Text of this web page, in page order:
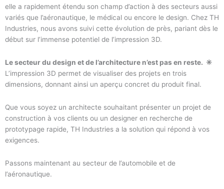
elle a rapidement étendu son champ d’action à des secteurs aussi
variés que l’aéronautique, le médical ou encore le design. Chez TH
Industries, nous avons suivi cette évolution de près, pariant dès le
début sur l’immense potentiel de l’impression 3D.
Le secteur du design et de l’architecture n’est pas en reste. ✳️
L’impression 3D permet de visualiser des projets en trois
dimensions, donnant ainsi un aperçu concret du produit final.
Que vous soyez un architecte souhaitant présenter un projet de
construction à vos clients ou un designer en recherche de
prototypage rapide, TH Industries a la solution qui répond à vos
exigences.
Passons maintenant au secteur de l’automobile et de
l’aéronautique.